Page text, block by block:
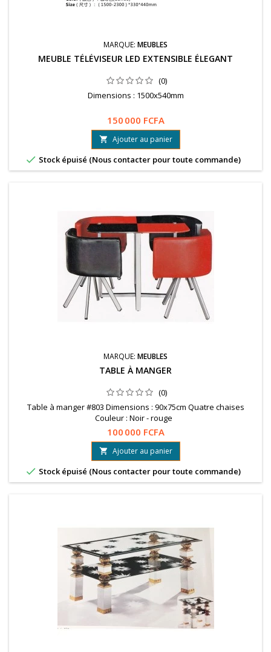
MARQUE: MEUBLES
MEUBLE TÉLÉVISEUR LED EXTENSIBLE ÉLEGANT
(0)
Dimensions : 1500x540mm
150 000 FCFA
 Ajouter au panier
 Stock épuisé (Nous contacter pour toute commande)
MARQUE: MEUBLES
TABLE À MANGER
(0)
Table à manger #803 Dimensions : 90x75cm Quatre chaises
Couleur : Noir - rouge
100 000 FCFA
 Ajouter au panier
 Stock épuisé (Nous contacter pour toute commande)